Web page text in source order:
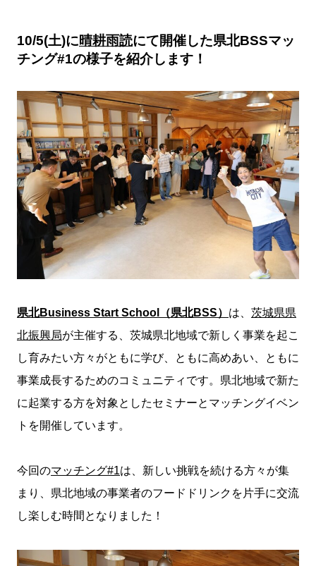
10/5(土)に晴耕雨読にて開催した県北BSSマッ
チング#1の様子を紹介します！
県北Business Start School（県北BSS） は、 茨城県県
北振興局が主催する、茨城県北地域で新しく事業を起こ
し育みたい方々がともに学び、ともに高めあい、ともに
事業成長するためのコミュニティです。県北地域で新た
に起業する方を対象としたセミナーとマッチングイベン
トを開催しています。
今回のマッチング#1は、新しい挑戦を続ける方々が集
まり、県北地域の事業者のフードドリンクを片手に交流
し楽しむ時間となりました！